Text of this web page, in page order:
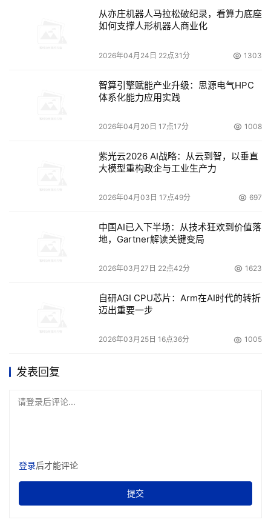
从亦庄机器人马拉松破纪录，看算力底座
如何支撑人形机器人商业化
2026年04月24日 22点31分 1303
智算引擎赋能产业升级：思源电气HPC
体系化能力应用实践
2026年04月20日 17点17分 1008
紫光云2026 AI战略：从云到智，以垂直
大模型重构政企与工业生产力
2026年04月03日 17点49分 697
中国AI已入下半场：从技术狂欢到价值落
地，Gartner解读关键变局
2026年03月27日 22点42分 1623
自研AGI CPU芯片：Arm在AI时代的转折
迈出重要一步
2026年03月25日 16点36分 1005
发表回复
请登录后评论...
登录后才能评论
提交